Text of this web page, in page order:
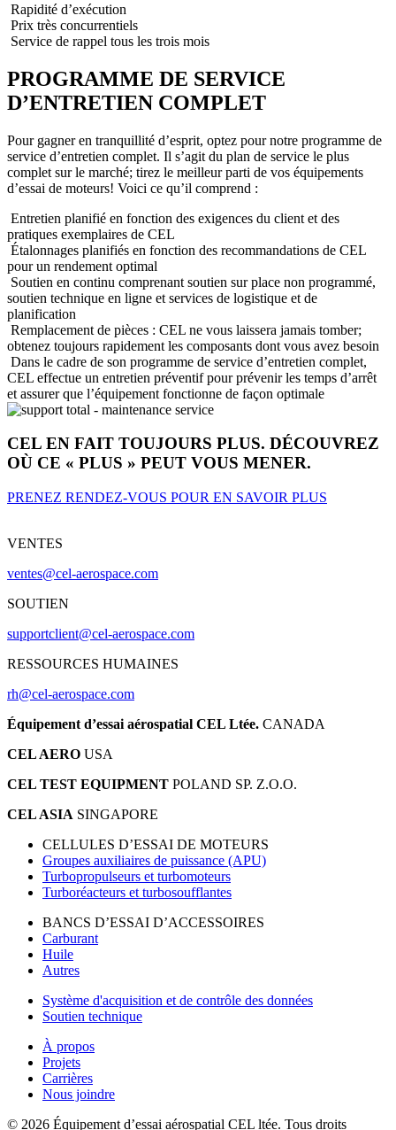
Rapidité d’exécution
Prix très concurrentiels
Service de rappel tous les trois mois
PROGRAMME DE SERVICE
D’ENTRETIEN COMPLET
Pour gagner en tranquillité d’esprit, optez pour notre programme de
service d’entretien complet. Il s’agit du plan de service le plus
complet sur le marché; tirez le meilleur parti de vos équipements
d’essai de moteurs! Voici ce qu’il comprend :
Entretien planifié en fonction des exigences du client et des
pratiques exemplaires de CEL
Étalonnages planifiés en fonction des recommandations de CEL
pour un rendement optimal
Soutien en continu comprenant soutien sur place non programmé,
soutien technique en ligne et services de logistique et de
planification
Remplacement de pièces : CEL ne vous laissera jamais tomber;
obtenez toujours rapidement les composants dont vous avez besoin
Dans le cadre de son programme de service d’entretien complet,
CEL effectue un entretien préventif pour prévenir les temps d’arrêt
et assurer que l’équipement fonctionne de façon optimale
CEL EN FAIT TOUJOURS PLUS. DÉCOUVREZ
OÙ CE « PLUS » PEUT VOUS MENER.
PRENEZ RENDEZ-VOUS POUR EN SAVOIR PLUS
VENTES
ventes@cel-aerospace.com
SOUTIEN
supportclient@cel-aerospace.com
RESSOURCES HUMAINES
rh@cel-aerospace.com
Équipement d’essai aérospatial CEL Ltée. CANADA
CEL AERO USA
CEL TEST EQUIPMENT POLAND SP. Z.O.O.
CEL ASIA SINGAPORE
CELLULES D’ESSAI DE MOTEURS
Groupes auxiliaires de puissance (APU)
Turbopropulseurs et turbomoteurs
Turboréacteurs et turbosoufflantes
BANCS D’ESSAI D’ACCESSOIRES
Carburant
Huile
Autres
Système d'acquisition et de contrôle des données
Soutien technique
À propos
Projets
Carrières
Nous joindre
© 2026 Équipement d’essai aérospatial CEL ltée. Tous droits